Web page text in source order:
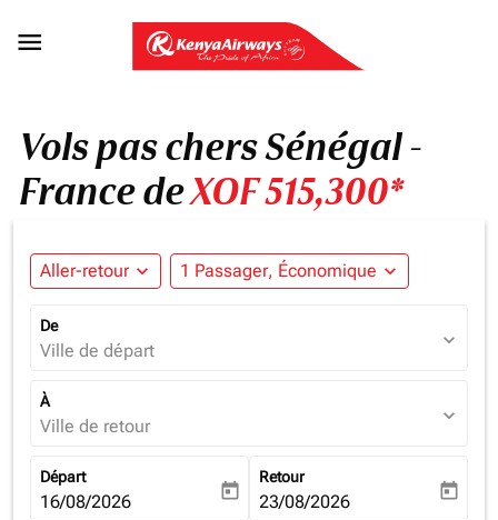

Vols pas chers Sénégal -
France deXOF 515,300*
Aller-retour expand_more 1 Passager, Économique expand_more
De
Ville de départ expand_more
À
Ville de retour expand_more
Départ
fc-booking-departure-date-aria-label
16/08/2026 today
Retour
fc-booking-return-date-aria-
23/08/2026 today